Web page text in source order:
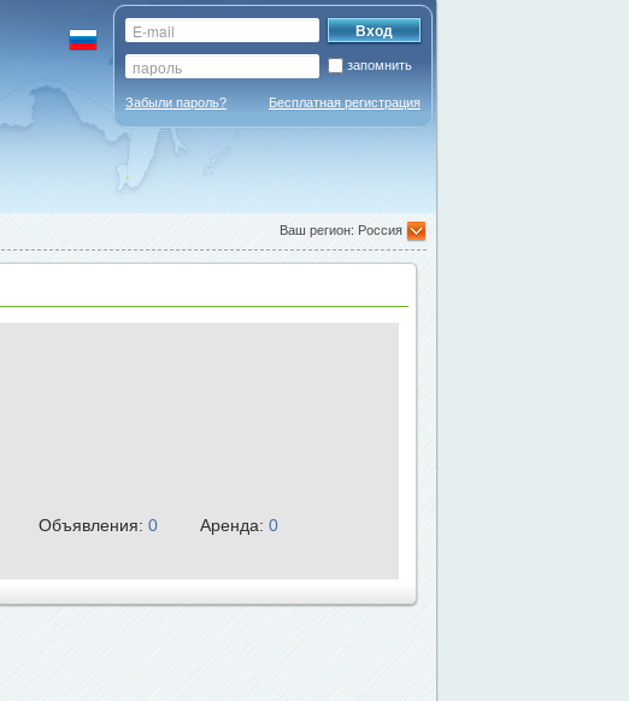
запомнить
Забыли пароль? Бесплатная регистрация
Ваш регион: Россия
Объявления: 0 Аренда: 0